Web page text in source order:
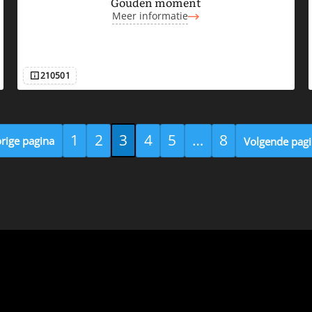
Meer informatie
Afbeeldingsnummer
210501
pagina 1 2 3 4 5 … 8 Volgende